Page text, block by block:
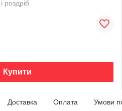
роздріб
Купити
Доставка Оплата Умови